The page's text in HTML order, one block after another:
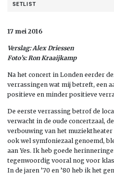
SETLIST
17 mei 2016
Verslag: Alex Driessen
Foto’s: Ron Kraaijkamp
Na het concert in Londen eerder
verrassingen wat mij betreft, een
positieve en minder positieve
De eerste verrassing betrof de
verwacht in de oude concertzaal,
verbouwing van het
ook wel symfoniezaal genoemd,
aan Yes. Ik heb goede
tegenwoordig vooral nog voor
In de jaren ’70 en ’80 heb ik het